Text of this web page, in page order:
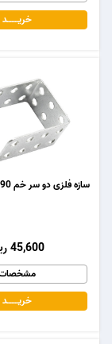
خریـــــــد
سازه فلزی دو سر خم 90 درجه - U شکل
45,600 ریال
خریـــــــد